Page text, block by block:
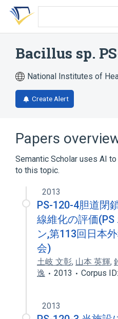
Skip
search
Skip
Skip
account
Bacillus sp.
National Institutes of
Create Alert
Papers
Semantic Scholar uses AI
to this topic.
2013
PS-120-4胆道閉
線維化の評価(PS
ン,第113回日本
会)
土岐 文彰, 山本 英輝,
逸
2013 Corpus
2013